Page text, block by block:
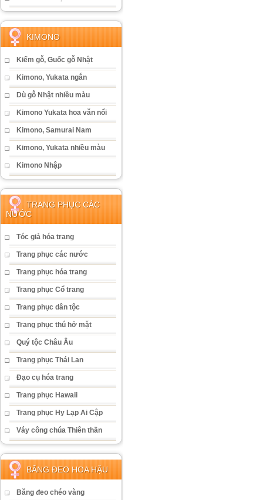
KIMONO
Kiếm gỗ, Guốc gỗ Nhật
Kimono, Yukata ngắn
Dù gỗ Nhật nhiều màu
Kimono Yukata hoa văn nổi
Kimono, Samurai Nam
Kimono, Yukata nhiều màu
Kimono Nhập
TRANG PHỤC CÁC
NƯỚC
Tóc giả hóa trang
Trang phục các nước
Trang phục hóa trang
Trang phục Cổ trang
Trang phục dân tộc
Trang phục thú hở mặt
Quý tộc Châu Âu
Trang phục Thái Lan
Đạo cụ hóa trang
Trang phục Hawaii
Trang phục Hy Lạp Ai Cập
Váy công chúa Thiên thần
BĂNG ĐEO HOA HẬU
Băng đeo chéo vàng